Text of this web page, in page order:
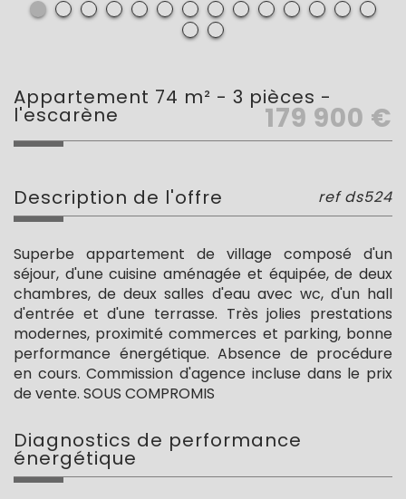
appartement 74 m² - 3 pièces -
l'escarène 179 900 €
description de l'offre ref ds524
Superbe appartement de village composé d'un
séjour, d'une cuisine aménagée et équipée, de deux
chambres, de deux salles d'eau avec wc, d'un hall
d'entrée et d'une terrasse. Très jolies prestations
modernes, proximité commerces et parking, bonne
performance énergétique. Absence de procédure
en cours. Commission d'agence incluse dans le prix
de vente. SOUS COMPROMIS
diagnostics de performance
énergétique